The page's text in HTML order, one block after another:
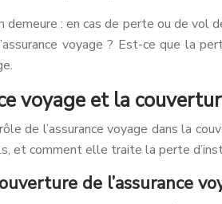
demeure : en cas de perte ou de vol
voyage ? Est-ce que la
voyage et la
de l’assurance voyage dans la
et comment elle traite la perte
de l’assurance